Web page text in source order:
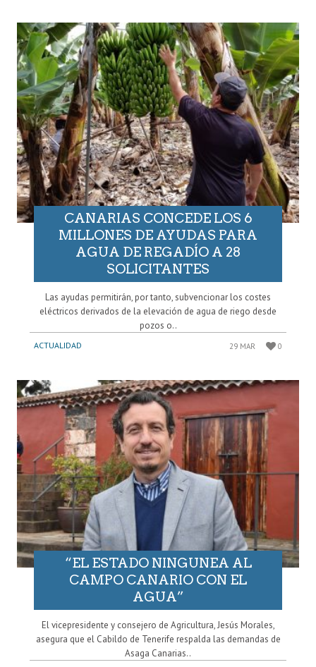
CANARIAS CONCEDE LOS 6
MILLONES DE AYUDAS PARA
AGUA DE REGADÍO A 28
SOLICITANTES
Las ayudas permitirán, por tanto, subvencionar los costes
eléctricos derivados de la elevación de agua de riego desde
pozos o..
ACTUALIDAD 29 MAR 0
“EL ESTADO NINGUNEA AL
CAMPO CANARIO CON EL
AGUA”
El vicepresidente y consejero de Agricultura, Jesús Morales,
asegura que el Cabildo de Tenerife respalda las demandas de
Asaga Canarias..